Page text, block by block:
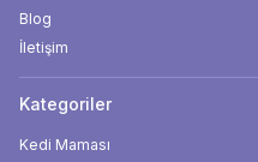
Blog
İletişim
Kategoriler
Kedi Maması